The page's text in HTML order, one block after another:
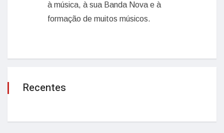
à música, à sua Banda Nova e à
formação de muitos músicos.
Recentes